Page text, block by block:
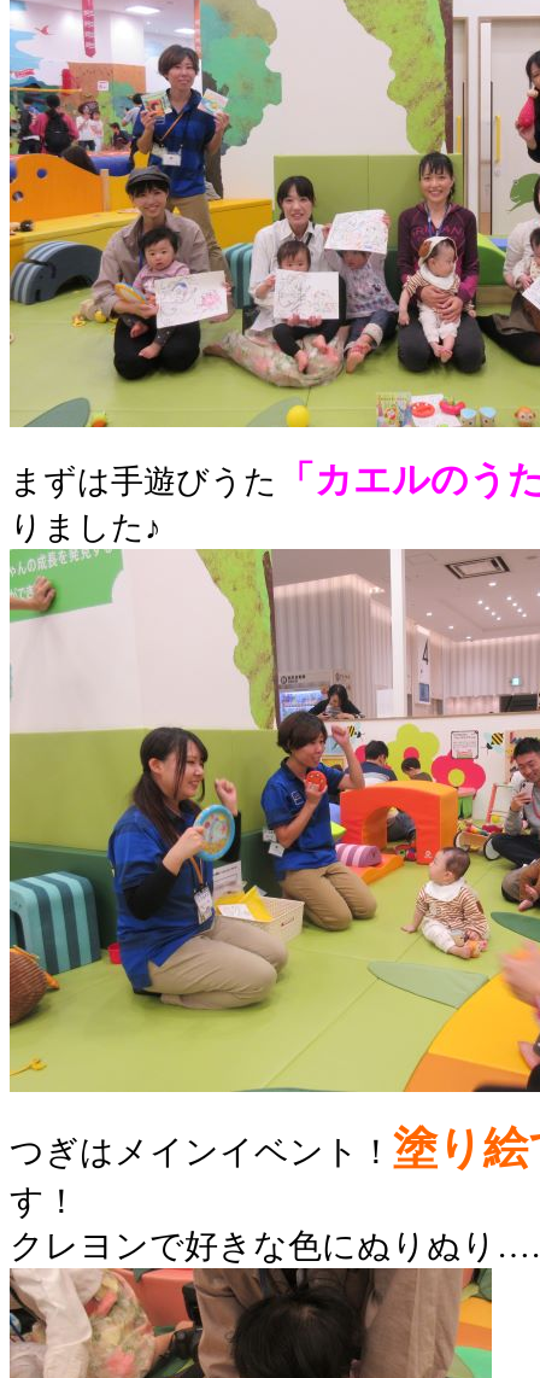
まずは手遊びうた 「カエルのう
りました♪
つぎはメインイベント！ 塗り
す！
クレヨンで好きな色にぬりぬり